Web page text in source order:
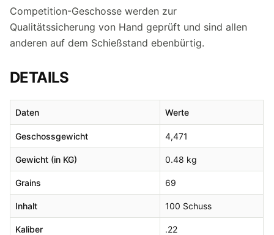
Competition-Geschosse werden zur
Qualitätssicherung von Hand geprüft und sind allen
anderen auf dem Schießstand ebenbürtig.
DETAILS
Daten Werte
Geschossgewicht 4,471
Gewicht (in KG) 0.48 kg
Grains 69
Inhalt 100 Schuss
Kaliber .22